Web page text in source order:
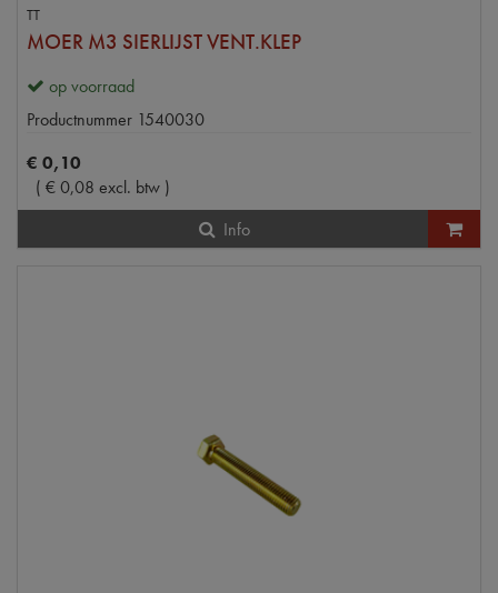
TT
MOER M3 SIERLIJST VENT.KLEP
op voorraad
Productnummer 1540030
€ 0,10
( €0,08 excl. btw )
Info